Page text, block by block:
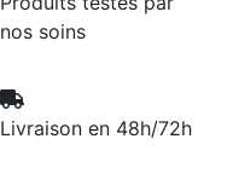
nos soins
Livraison en 48h/72h